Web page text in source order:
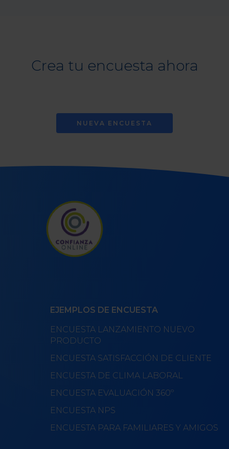
Crea tu encuesta ahora
NUEVA ENCUESTA
EJEMPLOS DE ENCUESTA
ENCUESTA LANZAMIENTO NUEVO
PRODUCTO
ENCUESTA SATISFACCIÓN DE CLIENTE
ENCUESTA DE CLIMA LABORAL
ENCUESTA EVALUACIÓN 360º
ENCUESTA NPS
ENCUESTA PARA FAMILIARES Y AMIGOS